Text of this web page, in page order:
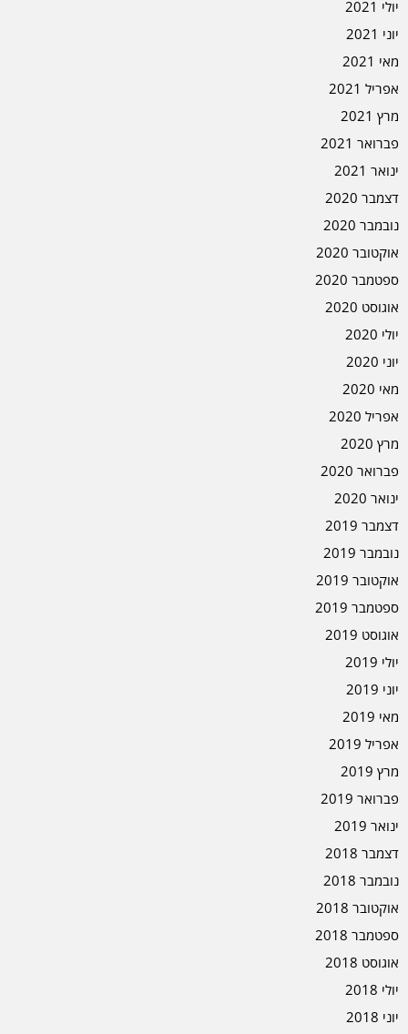
יולי 2021
יוני 2021
מאי 2021
אפריל 2021
מרץ 2021
פברואר 2021
ינואר 2021
דצמבר 2020
נובמבר 2020
אוקטובר 2020
ספטמבר 2020
אוגוסט 2020
יולי 2020
יוני 2020
מאי 2020
אפריל 2020
מרץ 2020
פברואר 2020
ינואר 2020
דצמבר 2019
נובמבר 2019
אוקטובר 2019
ספטמבר 2019
אוגוסט 2019
יולי 2019
יוני 2019
מאי 2019
אפריל 2019
מרץ 2019
פברואר 2019
ינואר 2019
דצמבר 2018
נובמבר 2018
אוקטובר 2018
ספטמבר 2018
אוגוסט 2018
יולי 2018
יוני 2018